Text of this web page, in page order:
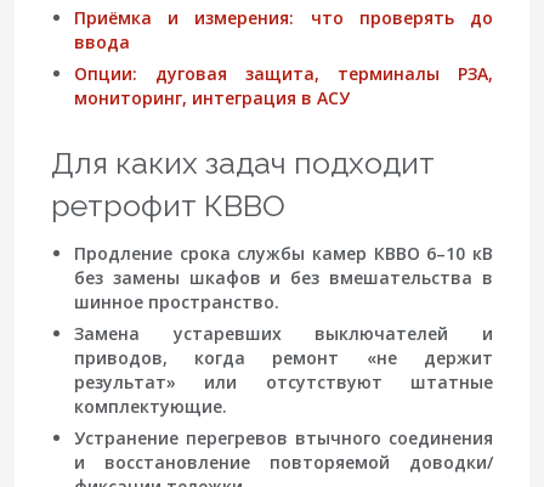
Приёмка и измерения: что проверять до
ввода
Опции: дуговая защита, терминалы РЗА,
мониторинг, интеграция в АСУ
Для каких задач подходит
ретрофит КВВО
Продление срока службы камер КВВО 6–10 кВ
без замены шкафов и без вмешательства в
шинное пространство.
Замена устаревших выключателей и
приводов, когда ремонт «не держит
результат» или отсутствуют штатные
комплектующие.
Устранение перегревов втычного соединения
и восстановление повторяемой доводки/